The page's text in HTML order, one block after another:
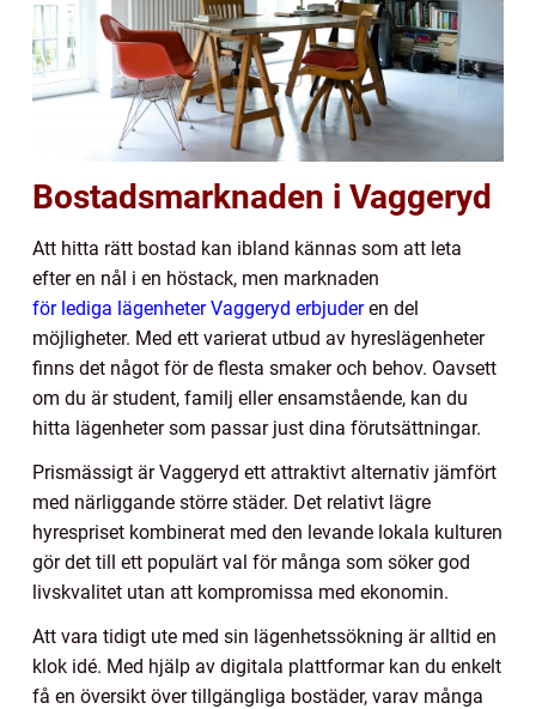
Bostadsmarknaden i Vaggeryd
Att hitta rätt bostad kan ibland kännas som att leta
efter en nål i en höstack, men marknaden
för lediga lägenheter Vaggeryd erbjuderen del
möjligheter. Med ett varierat utbud av hyreslägenheter
finns det något för de flesta smaker och behov. Oavsett
om du är student, familj eller ensamstående, kan du
hitta lägenheter som passar just dina förutsättningar.
Prismässigt är Vaggeryd ett attraktivt alternativ jämfört
med närliggande större städer. Det relativt lägre
hyrespriset kombinerat med den levande lokala kulturen
gör det till ett populärt val för många som söker god
livskvalitet utan att kompromissa med ekonomin.
Att vara tidigt ute med sin lägenhetssökning är alltid en
klok idé. Med hjälp av digitala plattformar kan du enkelt
få en översikt över tillgängliga bostäder, varav många